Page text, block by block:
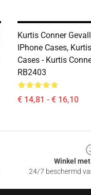
Kurtis Conner
IPhone Cases,
Cases - Kurtis
RB2403
€ 14,81 - € 16,10
Winkel
24/7 beschermd